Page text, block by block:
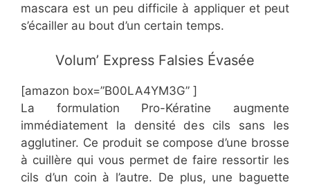
mascara est un peu difficile à appliquer et peut
s’écailler au bout d’un certain temps.
​Volum’ Express Falsies Évasée
[amazon box=”B00LA4YM3G” ]
La formulation Pro-Kératine augmente
immédiatement la densité des cils sans les
agglutiner. Ce produit se compose d’une brosse
à cuillère qui vous permet de faire ressortir les
cils d’un coin à l’autre. De plus, une baguette